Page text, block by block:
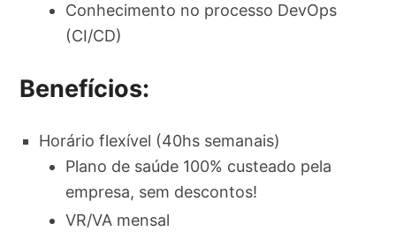
Conhecimento no processo DevOps
(CI/CD)
Benefícios:
Horário flexível (40hs semanais)
Plano de saúde 100% custeado pela
empresa, sem descontos!
VR/VA mensal